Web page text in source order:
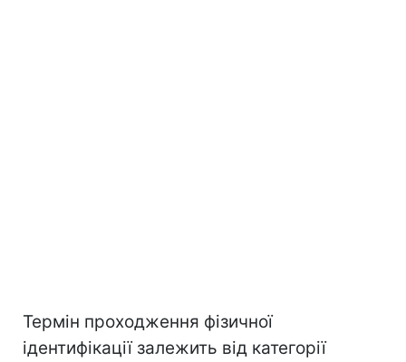
Термін проходження фізичної
ідентифікації залежить від категорії